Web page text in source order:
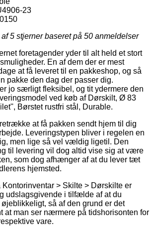
23
5 stjerner baseret på 50 anmeldelser
foretagender yder til alt held et stort
En af dem der er mest
at få leveret til en pakkeshop, og så
pakke den dag der passer dig.
jo særligt fleksibel, og tit ydermere den
ved køb af Dørskilt, Ø 83
Børstet rustfri stål, Durable.
at få pakken sendt hjem til dig
Leveringstypen bliver i regelen en
men lige så vel vældig ligetil. Den
til levering vil dog altid vise sig at være
som dog afhænger af at du lever tæt
hjemsted.
Kontorinventar > Skilte > Dørskilte er
udslagsgivende i tilfælde af at du
så af den grund er det
at man ser nærmere på tidshorisonten for
vare.